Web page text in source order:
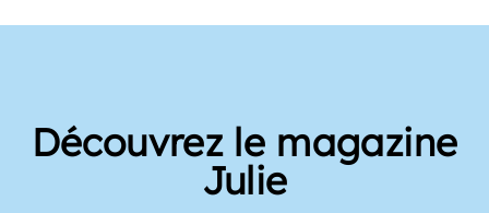
Découvrez le magazine
Julie